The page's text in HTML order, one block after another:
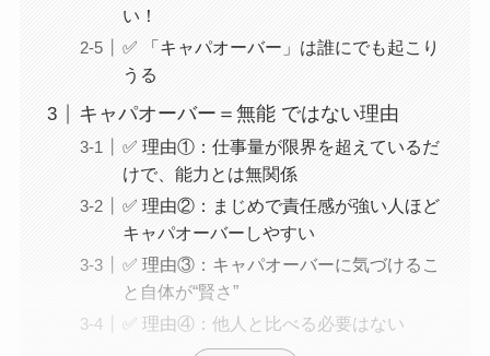
い！
✅ 「キャパオーバー」は誰にでも起こり
うる
キャパオーバー＝無能 ではない理由
✅ 理由①：仕事量が限界を超えているだ
けで、能力とは無関係
✅ 理由②：まじめで責任感が強い人ほど
キャパオーバーしやすい
✅ 理由③：キャパオーバーに気づけるこ
と自体が“賢さ”
✅ 理由④：他人と比べる必要はない